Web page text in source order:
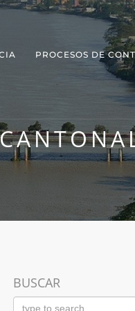
PROCESOS DE
BUSCAR